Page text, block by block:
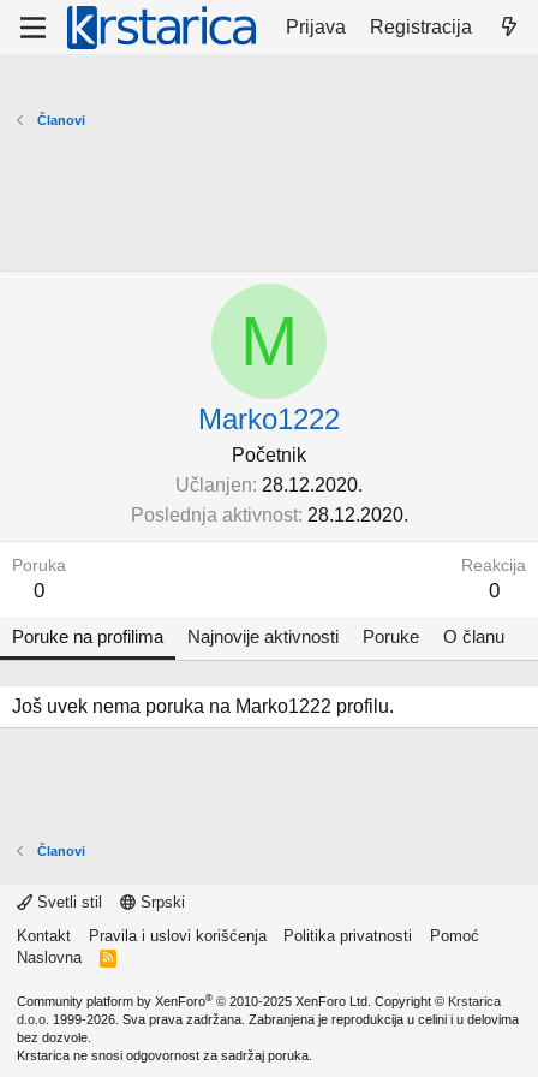
Prijava Registracija
Članovi
M
Marko1222
Početnik
Učlanjen 28.12.2020.
Poslednja aktivnost 28.12.2020.
Poruka
0
Reakcija
0
Poruke na profilima Najnovije aktivnosti Poruke O članu
Još uvek nema poruka na Marko1222 profilu.
Članovi
Svetli stil
Srpski
Kontakt
Pravila i uslovi korišćenja Politika privatnosti
Pomoć
Naslovna
R
Community platform by XenForo® © 2010-2025 XenForo Ltd. Copyright © Krstarica
d.o.o. 1999-2026. Sva prava zadržana. Zabranjena je reprodukcija u celini i u delovima
bez dozvole.
Krstarica ne snosi odgovornost za sadržaj poruka.